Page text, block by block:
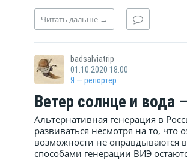
Читать дальше →
badsalviatrip
01.10.2020 18:00
Я — репортёр
Ветер солнце и вода
Альтернативная генерация в
развиваться несмотря на то,
возможности не оправдываются
способами генерации ВИЭ